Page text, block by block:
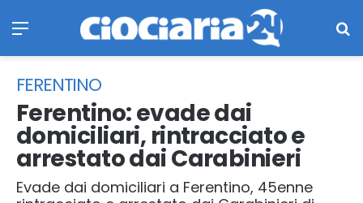
FERENTINO
Ferentino: evade dai
domiciliari, rintracciato e
arrestato dai Carabinieri
Evade dai domiciliari a Ferentino, 45enne